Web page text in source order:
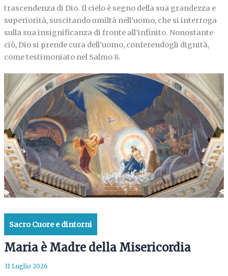
trascendenza di Dio. Il cielo è segno della sua grandezza e
superiorità, suscitando umiltà nell’uomo, che si interroga
sulla sua insignificanza di fronte all’infinito. Nonostante
ciò, Dio si prende cura dell’uomo, conferendogli dignità,
come testimoniato nel Salmo 8.
Sacro Cuore e dintorni
Maria è Madre della Misericordia
31 Luglio 2026